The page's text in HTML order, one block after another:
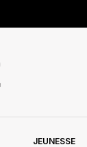
JEUNESSE